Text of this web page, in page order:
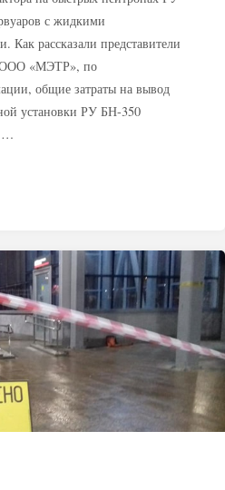
с жидкими
Как рассказали представители
ООО «МЭТР», по
общие затраты на вывод
установки РУ БН-350
…